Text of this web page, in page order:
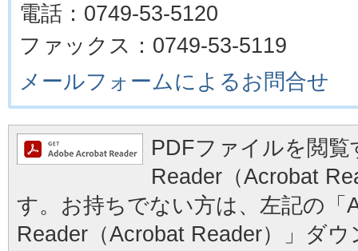
電話：0749-53-5120
ファックス：0749-53-5119
メールフォームによるお問合せ
PDFファイルを閲
Reader（Acrobat
す。お持ちでない方は、左記の「
Reader（Acrobat Reader）」ダ